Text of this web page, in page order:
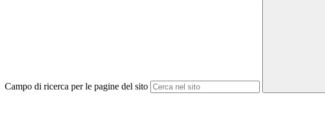
Campo di ricerca per le pagine del sito